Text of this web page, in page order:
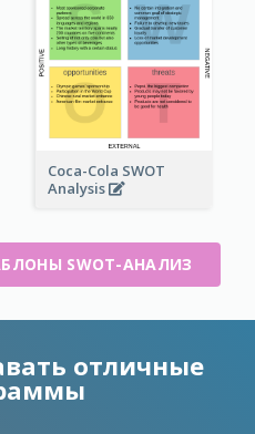
Coca-Cola SWOT
Analysis
SWOT-АНАЛИЗ
отличные